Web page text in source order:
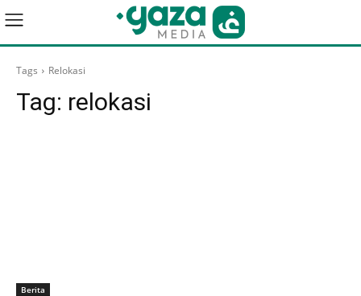
Tags Relokasi
Tag: relokasi
Berita